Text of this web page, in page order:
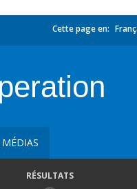
Cette page en:
RÉSULTATS